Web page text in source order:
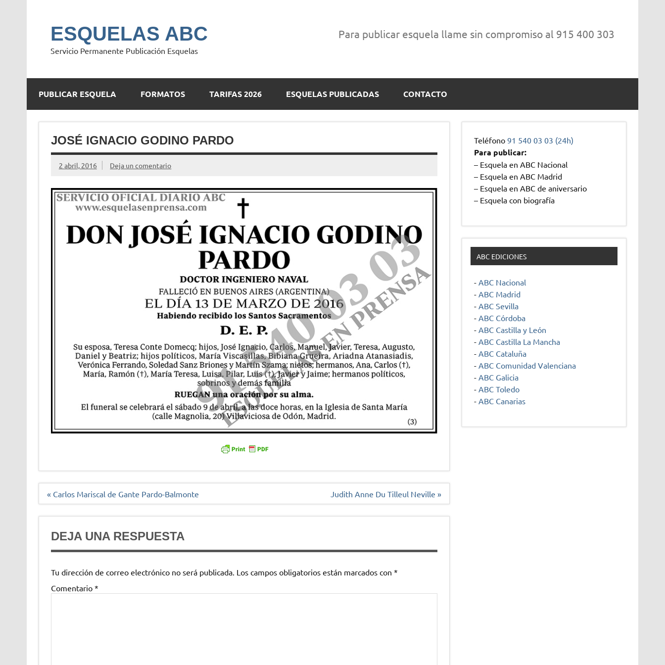
ESQUELAS ABC
Servicio Permanente Publicación Esquelas
Para publicar esquela llame sin compromiso al 915 400 303
PUBLICAR ESQUELA FORMATOS TARIFAS 2026 ESQUELAS PUBLICADAS CONTACTO
JOSÉ IGNACIO GODINO PARDO
2 abril, 2016 Deja un comentario
Navegación
« Carlos Mariscal de Gante Pardo-Balmonte Judith Anne Du Tilleul Neville »
DEJA UNA RESPUESTA
Tu dirección de correo electrónico no será publicada. Los campos obligatorios están marcados con *
Comentario *
Teléfono91 540 03 03 (24h)
Para publicar:
– Esquela en ABC Nacional
– Esquela en ABC Madrid
– Esquela en ABC de aniversario
– Esquela con biografía
ABC EDICIONES
- ABC Nacional
- ABC Madrid
- ABC Sevilla
- ABC Córdoba
- ABC Castilla y León
- ABC Castilla La Mancha
- ABC Cataluña
- ABC Comunidad Valenciana
- ABC Galicia
- ABC Toledo
- ABC Canarias